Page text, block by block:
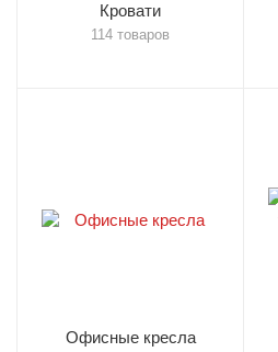
Кровати
114 товаров
Офисные кресла